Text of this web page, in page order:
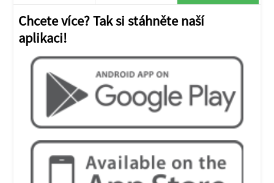
Chcete více? Tak si stáhněte naší
aplikaci!